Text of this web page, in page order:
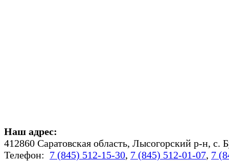
Наш адрес:
412860 Саратовская область, Лысогорский р-н, с.
Телефон: 7 (845) 512-15-30, 7 (845) 512-01-07, 7